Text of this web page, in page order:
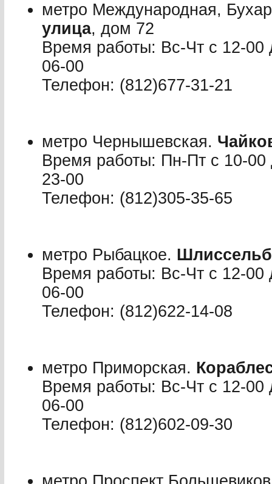
метро Международная,
улица, дом 72
Время работы: Вс-Чт с 12-
06-00
Телефон: (812)677-31-21
метро Чернышевская.
Время работы: Пн-Пт с 10-
23-00
Телефон: (812)305-35-65
метро Рыбацкое.
Время работы: Вс-Чт с 12-
06-00
Телефон: (812)622-14-08
метро Приморская.
Время работы: Вс-Чт с 12-
06-00
Телефон: (812)602-09-30